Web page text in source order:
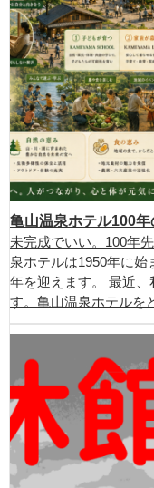
亀山温泉ホテル100年
未完成でいい。100年
泉ホテルは1950年に始
年を迎えます。 最近、
す。亀山温泉ホテルを